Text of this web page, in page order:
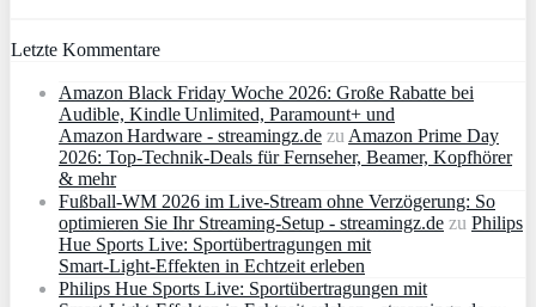
Letzte Kommentare
Amazon Black Friday Woche 2026: Große Rabatte bei
Audible, Kindle Unlimited, Paramount+ und
Amazon Hardware - streamingz.de zu Amazon Prime Day
2026: Top-Technik-Deals für Fernseher, Beamer, Kopfhörer
& mehr
Fußball-WM 2026 im Live-Stream ohne Verzögerung: So
optimieren Sie Ihr Streaming-Setup - streamingz.de zu Philips
Hue Sports Live: Sportübertragungen mit
Smart‑Light‑Effekten in Echtzeit erleben
Philips Hue Sports Live: Sportübertragungen mit